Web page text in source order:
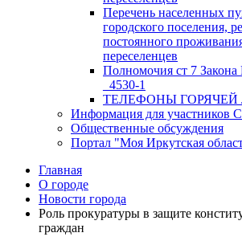
Перечень населенных
городского поселения,
постоянного
переселенцев
Полномочия ст 7
_4530-1
ТЕЛЕФОНЫ
Информация для участников
Общественные обсуждения
Портал "Моя Иркутская
Главная
О городе
Новости города
Роль прокуратуры в защите
граждан